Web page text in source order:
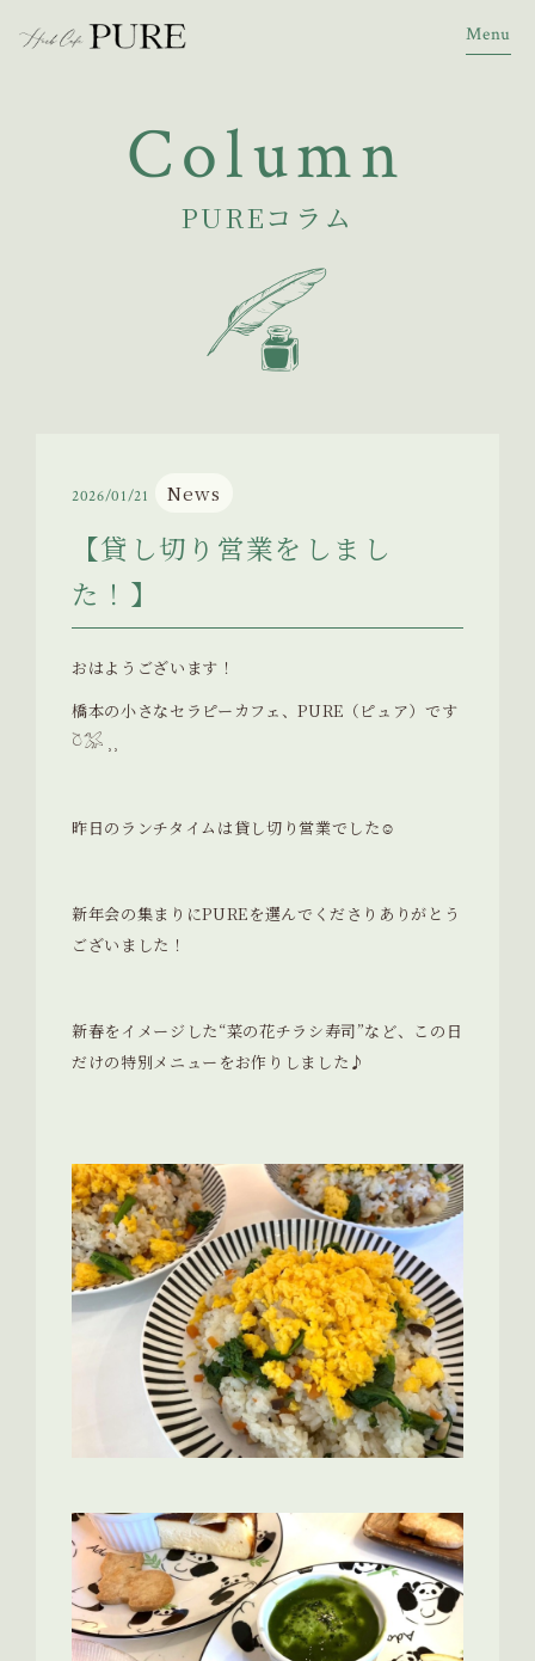
Menu
Column
PUREコラム
2026/01/21 News
【貸し切り営業をしまし
た！】
おはようございます！
橋本の小さなセラピーカフェ、PURE（ピュア）です
𓎤𓅮 ⸒⸒
昨日のランチタイムは貸し切り営業でした☺︎
新年会の集まりにPUREを選んでくださりありがとう
ございました！
新春をイメージした“菜の花チラシ寿司”など、この日
だけの特別メニューをお作りしました♪